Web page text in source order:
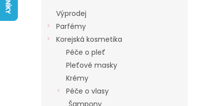
Výprodej
Parfémy
Korejská kosmetika
Péče o pleť
Pleťové masky
Krémy
Péče o vlasy
Šampony